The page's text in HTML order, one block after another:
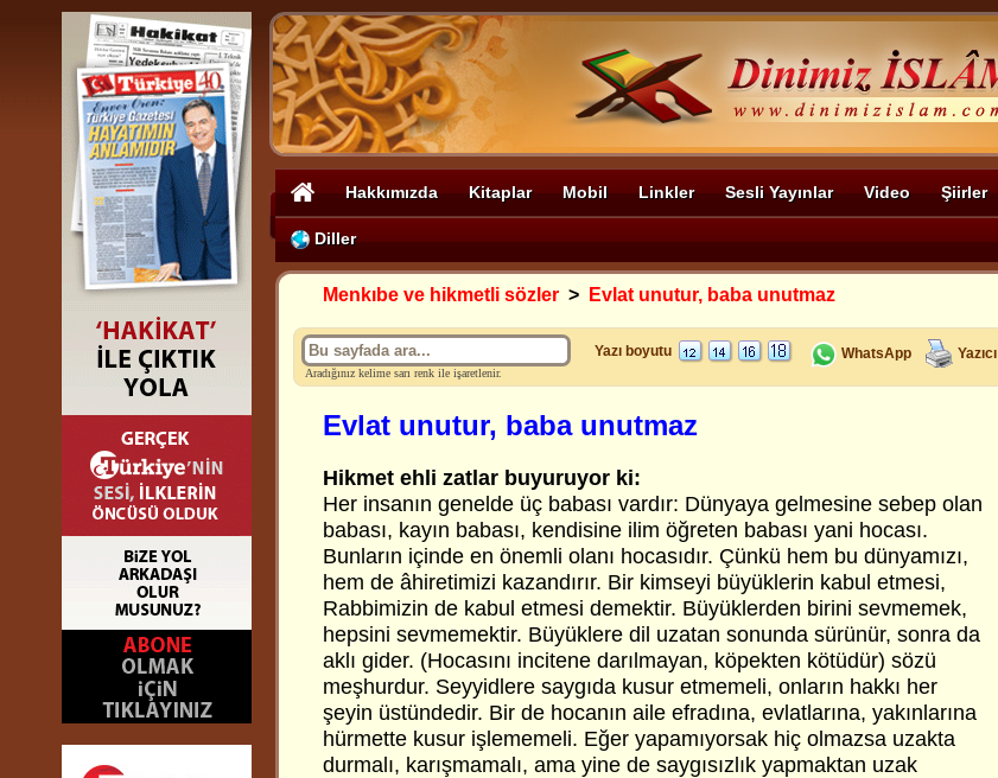
Hakkımızda Kitaplar Mobil Linkler Sesli Yayınlar Video Şiirler
Diller
Menkıbe ve hikmetli sözler > Evlat unutur, baba unutmaz
Aradığınız kelime sarı renk ile işaretlenir.
Yazı boyutu WhatsApp Yazıcı
Evlat unutur, baba unutmaz
Hikmet ehli zatlar buyuruyor ki:
Her insanın genelde üç babası vardır: Dünyaya gelmesine sebep olan
babası, kayın babası, kendisine ilim öğreten babası yani hocası.
Bunların içinde en önemli olanı hocasıdır. Çünkü hem bu dünyamızı,
hem de âhiretimizi kazandırır. Bir kimseyi büyüklerin kabul etmesi,
Rabbimizin de kabul etmesi demektir. Büyüklerden birini sevmemek,
hepsini sevmemektir. Büyüklere dil uzatan sonunda sürünür, sonra da
aklı gider. (Hocasını incitene darılmayan, köpekten kötüdür) sözü
meşhurdur. Seyyidlere saygıda kusur etmemeli, onların hakkı her
şeyin üstündedir. Bir de hocanın aile efradına, evlatlarına, yakınlarına
hürmette kusur işlememeli. Eğer yapamıyorsak hiç olmazsa uzakta
durmalı, karışmamalı, ama yine de saygısızlık yapmaktan uzak